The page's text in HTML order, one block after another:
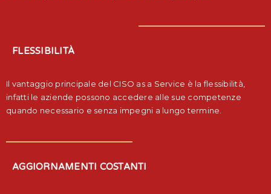
FLESSIBILITÀ
Il vantaggio principale del CISO as a Service è la flessibilità,
infatti le aziende possono accedere alle sue competenze
quando necessario e senza impegni a lungo termine.
AGGIORNAMENTI COSTANTI